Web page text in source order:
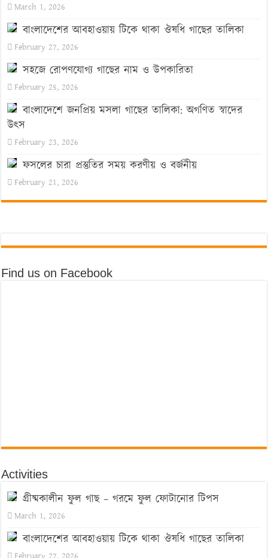
March 1, 2026
বাংলাদেশের আবহাওয়ায় টিকে থাকা ঔষধি গাছের তালিকা
February 27, 2026
সহজে রোপণযোগ্য গাছের নাম ও উপকারিতা
February 25, 2026
বাংলাদেশে জনপ্রিয় মসলা গাছের তালিকা: অগণিত স্বাদের
উৎস
February 23, 2026
ফসলের চারা প্রস্তুতির সময় করণীয় ও বর্জনীয়
February 21, 2026
Find us on Facebook
Activities
গ্রীষ্মকালীন ফুল গাছ – গরমে ফুল ফোটানোর টিপস
March 1, 2026
বাংলাদেশের আবহাওয়ায় টিকে থাকা ঔষধি গাছের তালিকা